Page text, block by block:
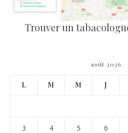
Trouver un
août 2026
L M M J
3 4 5 6